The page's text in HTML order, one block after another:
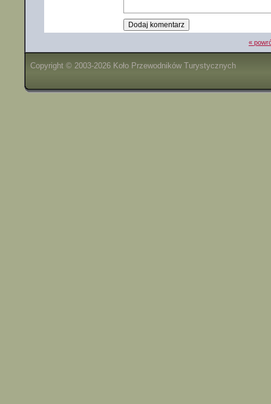
«
Copyright © 2003-2026 Koło Przewodników Turystycznych